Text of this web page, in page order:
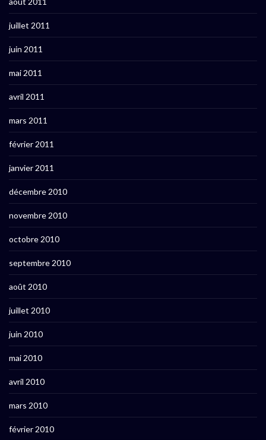
juillet 2011
juin 2011
mai 2011
avril 2011
mars 2011
février 2011
janvier 2011
décembre 2010
novembre 2010
octobre 2010
septembre 2010
août 2010
juillet 2010
juin 2010
mai 2010
avril 2010
mars 2010
février 2010